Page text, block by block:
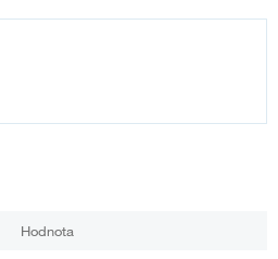
Hodnota